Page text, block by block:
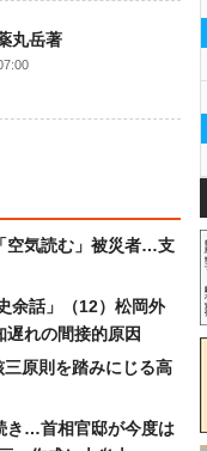
丸岳著
空気読む」被災者…支
余話」（12）松岡外
れの間接的原因
原則を踏みにじる高
き…首相官邸が今度は